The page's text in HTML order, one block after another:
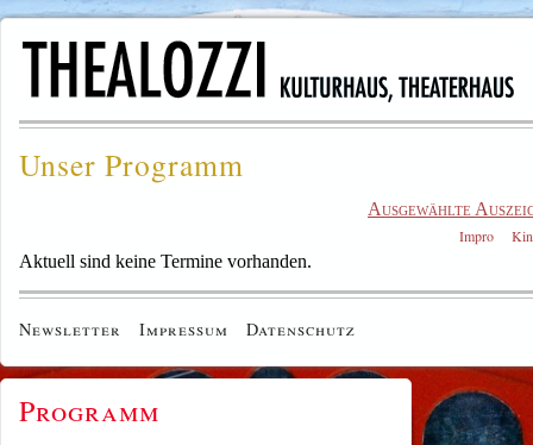
Unser Programm
Ausgewählte
Impro
Aktuell sind keine Termine vorhanden.
Newsletter Impressum Datenschutz
Programm